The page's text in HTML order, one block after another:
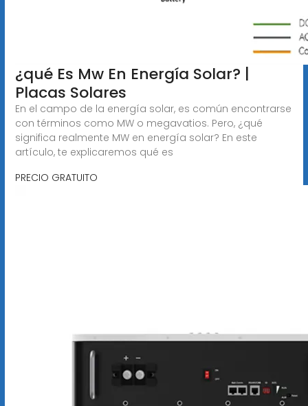
¿qué Es Mw En Energía Solar? |
Placas Solares
En el campo de la energía solar, es común encontrarse
con términos como MW o megavatios. Pero, ¿qué
significa realmente MW en energía solar? En este
artículo, te explicaremos qué es
PRECIO GRATUITO